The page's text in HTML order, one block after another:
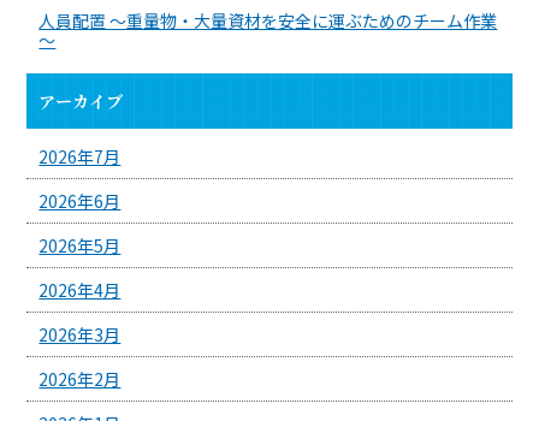
人員配置 ～重量物・大量資材を安全に運ぶためのチーム作業
～
アーカイブ
2026年7月
2026年6月
2026年5月
2026年4月
2026年3月
2026年2月